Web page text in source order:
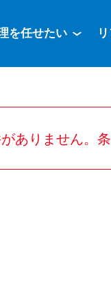
を任せたい
ありません。